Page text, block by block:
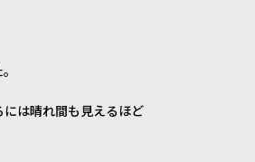
は晴れ間も見えるほど